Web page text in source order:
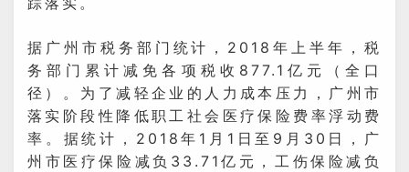
据广州市税务部门统计，2018年上半年，税
务部门累计减免各项税收877.1亿元（全口
径）。为了减轻企业的人力成本压力，广州市
落实阶段性降低职工社会医疗保险费率浮动费
率。据统计，2018年1月1日至9月30日，广
州市医疗保险减负33.71亿元，工伤保险减负